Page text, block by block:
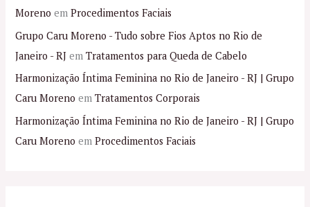
Moreno emProcedimentos Faciais
Grupo Caru Moreno - Tudo sobre Fios Aptos no Rio de
Janeiro - RJ emTratamentos para Queda de Cabelo
Harmonização Íntima Feminina no Rio de Janeiro - RJ | Grupo
Caru Moreno emTratamentos Corporais
Harmonização Íntima Feminina no Rio de Janeiro - RJ | Grupo
Caru Moreno emProcedimentos Faciais